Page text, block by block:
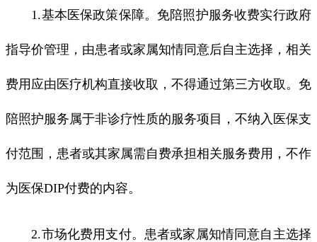
1.基本医保政策保障。免陪照护服务收费实行政府
指导价管理，由患者或家属知情同意后自主选择，相关
费用应由医疗机构直接收取，不得通过第三方收取。免
陪照护服务属于非诊疗性质的服务项目，不纳入医保支
付范围，患者或其家属需自费承担相关服务费用，不作
为医保DIP付费的内容。
2.市场化费用支付。患者或家属知情同意自主选择